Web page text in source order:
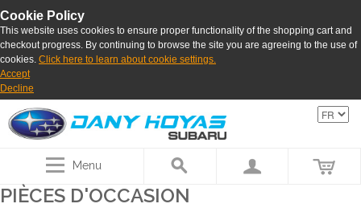
Cookie Policy
This website uses cookies to ensure proper functionality of the shopping cart and
checkout progress. By continuing to browse the site you are agreeing to the use of
cookies. Click here to learn about cookie settings.
Accept
Decline
Menu
PIÈCES D'OCCASION